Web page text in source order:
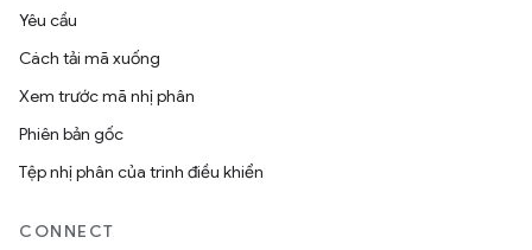
Yêu cầu
Cách tải mã xuống
Xem trước mã nhị phân
Phiên bản gốc
Tệp nhị phân của trình điều khiển
CONNECT